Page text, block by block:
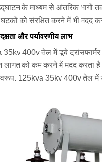
के माध्यम से आंतरिक भागों
को संरक्षित करने में भी मदद
और पर्यावरणीय लाभ
35kv 400v तेल में डूबे ट्रांसफार्मर
लागत को कम करने में मदद करता
125kva 35kv 400v तेल में